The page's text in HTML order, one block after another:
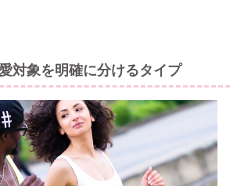
対象を明確に分けるタイプ